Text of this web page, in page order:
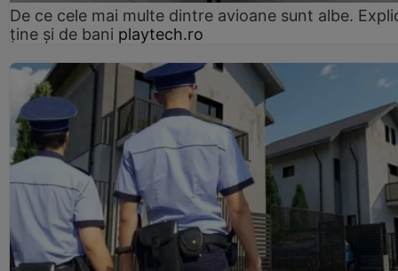
De ce cele mai multe dintre avioane sunt albe.
ține și de bani playtech.ro